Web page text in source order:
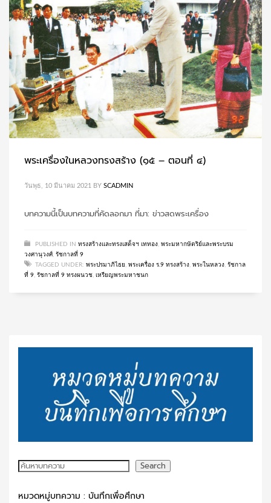
พระเครื่องในหลวงทรงสร้าง (๑๕ – ตอนที่ ๔)
วันพุธ, 10 มีนาคม 2021 BY SCADMIN
บทความนี้เป็นบทความที่คัดลอกมา ที่มา: ข่าวสดพระเครื่อง
PUBLISHED IN ทรงสร้างและทรงเสด็จฯ เททอง พระมหากษัตริย์และพระบรม
วงศานุวงศ์ รัชกาลที่ 9
TAGGED UNDER: พระปรมาภิไธย พระเครื่อง ร.9 ทรงสร้าง พระในหลวง รัชกาล
ที่ 9 รัชกาลที่ 9 ทรงผนวช เหรียญพระมหาชนก
ค้นหา Search
หมวดหมู่บทความ : บันทึกเพื่อศึกษา